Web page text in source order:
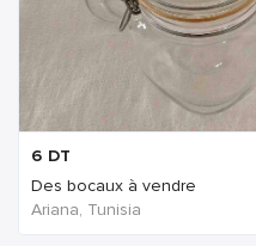
6 DT
Des bocaux à vendre
Ariana, Tunisia